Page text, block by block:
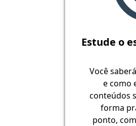
Estude o
Você
e como
conteúdos
forma
ponto,